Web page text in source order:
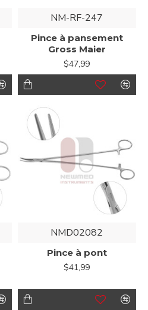
NM-RF-247
Pince à pansement
Gross Maier
$47,99
NMD02082
Pince à pont
$41,99